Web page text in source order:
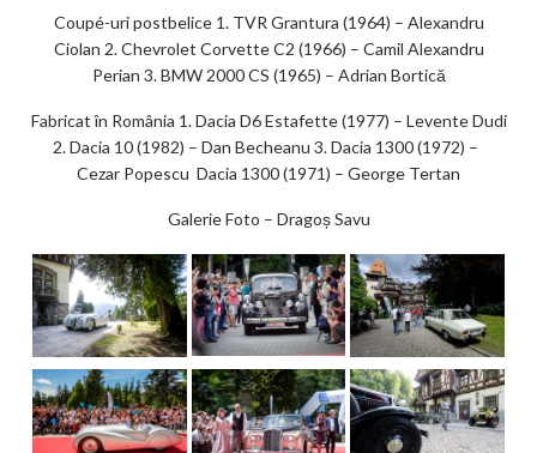
Coupé-uri postbelice 1. TVR Grantura (1964) – Alexandru
Ciolan 2. Chevrolet Corvette C2 (1966) – Camil Alexandru
Perian 3. BMW 2000 CS (1965) – Adrian Bortică
Fabricat în România 1. Dacia D6 Estafette (1977) – Levente Dudi
2. Dacia 10 (1982) – Dan Becheanu 3. Dacia 1300 (1972) –
Cezar Popescu Dacia 1300 (1971) – George Tertan
Galerie Foto – Dragoș Savu